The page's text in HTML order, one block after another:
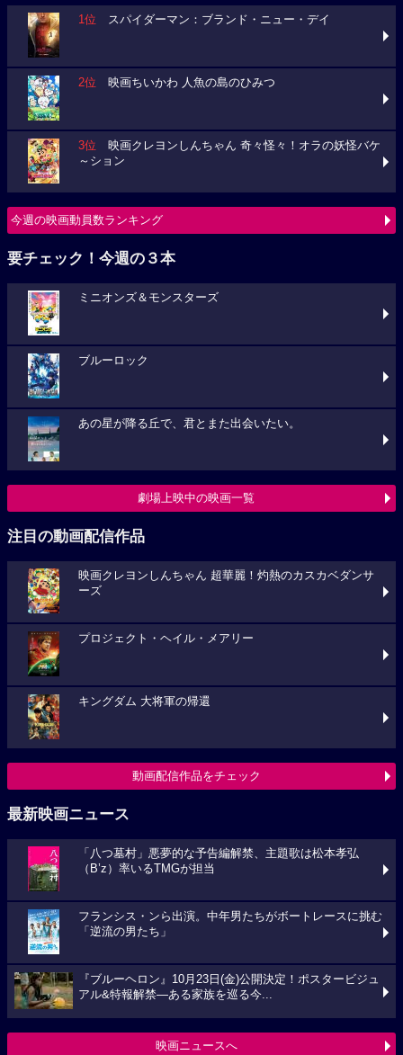
1位 スパイダーマン：ブランド・ニュー・デイ
2位 映画ちいかわ 人魚の島のひみつ
3位 映画クレヨンしんちゃん 奇々怪々！オラの妖怪バケ
～ション
今週の映画動員数ランキング
要チェック！今週の３本
ミニオンズ＆モンスターズ
ブルーロック
あの星が降る丘で、君とまた出会いたい。
劇場上映中の映画一覧
注目の動画配信作品
映画クレヨンしんちゃん 超華麗！灼熱のカスカベダンサ
ーズ
プロジェクト・ヘイル・メアリー
キングダム 大将軍の帰還
動画配信作品をチェック
最新映画ニュース
「八つ墓村」悪夢的な予告編解禁、主題歌は松本孝弘
（B’z）率いるTMGが担当
フランシス・ンら出演。中年男たちがボートレースに挑む
「逆流の男たち」
『ブルーヘロン』10月23日(金)公開決定！ポスタービジュ
アル&特報解禁―ある家族を巡る今...
映画ニュースへ